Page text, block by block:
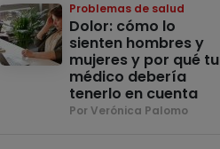
Problemas de salud
Dolor: cómo lo
sienten hombres y
mujeres y por qué tu
médico debería
tenerlo en cuenta
Por Verónica Palomo